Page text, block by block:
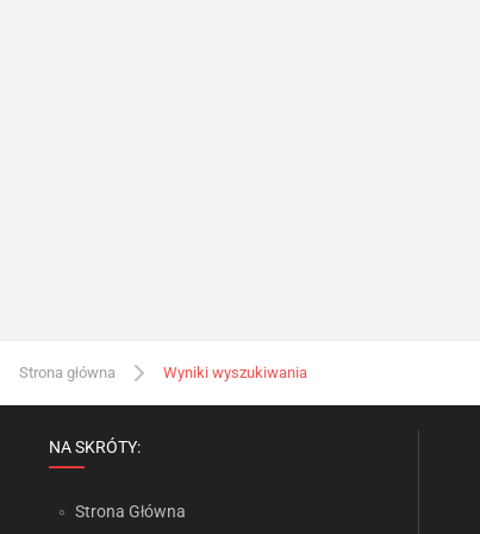
Strona główna Wyniki wyszukiwania
NA SKRÓTY:
Strona Główna